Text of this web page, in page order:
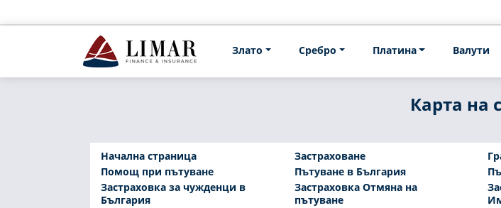
Злато Сребро Платина Валути
Карта на
Начална страница Застраховане
Помощ при пътуване
Пътуване в България
Застраховка за чужденци в
България
Застраховка Отмяна на
пътуване